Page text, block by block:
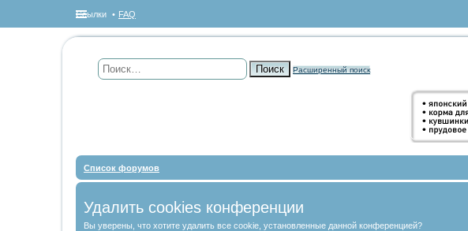
Ссылки FAQ
Поиск Расширенный поиск
Список форумов
Удалить cookies конференции
Вы уверены, что хотите удалить все cookie, установленные данной конференцией?